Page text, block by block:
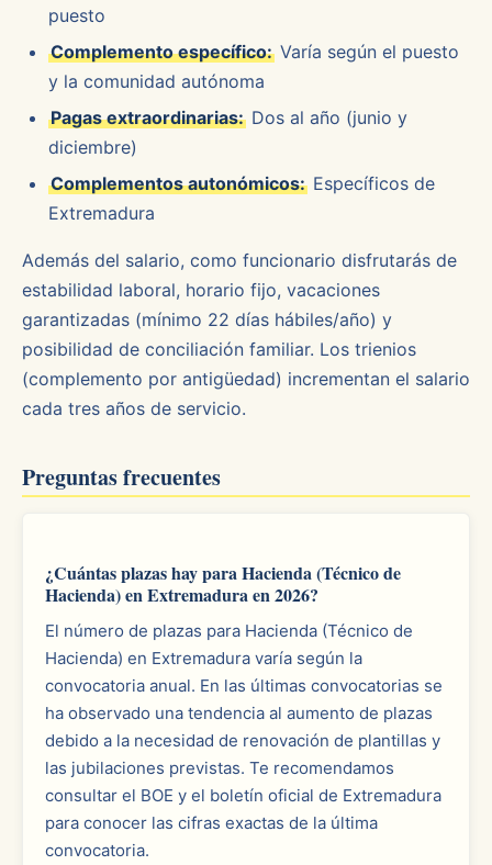
puesto
Complemento específico: Varía según el puesto
y la comunidad autónoma
Pagas extraordinarias: Dos al año (junio y
diciembre)
Complementos autonómicos: Específicos de
Extremadura
Además del salario, como funcionario disfrutarás de
estabilidad laboral, horario fijo, vacaciones
garantizadas (mínimo 22 días hábiles/año) y
posibilidad de conciliación familiar. Los trienios
(complemento por antigüedad) incrementan el salario
cada tres años de servicio.
Preguntas frecuentes
¿Cuántas plazas hay para Hacienda (Técnico de
Hacienda) en Extremadura en 2026?
El número de plazas para Hacienda (Técnico de
Hacienda) en Extremadura varía según la
convocatoria anual. En las últimas convocatorias se
ha observado una tendencia al aumento de plazas
debido a la necesidad de renovación de plantillas y
las jubilaciones previstas. Te recomendamos
consultar el BOE y el boletín oficial de Extremadura
para conocer las cifras exactas de la última
convocatoria.